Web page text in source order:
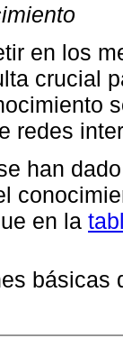
en los
crucial
redes
han
en la
básicas